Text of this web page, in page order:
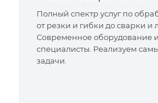
Полный спектр услуг по
от резки и гибки до сварки и
Современное оборудование
специалисты. Реализуем
задачи.